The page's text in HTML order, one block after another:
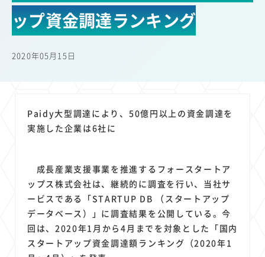
22 22 22 21
電車 17 料金 16 所有状況 14 動画配信 14 SNS 14
11
電子マネー 6 ワイモバイル 6 モバイルルーター 6 新幹線 5
5 4
オフィスビル 3 マイナポイント 3 海外料金 3 学割 3
Anthropic 2 Perplexity YouTube 2 iPad 2 リスク 2 X 2
Genspark 2 配車アプリ 2 フードデリバリー 2 TikTok
Netflix Microsoft 2 Canva AI 2 Azure 2 Sora 2 LINE 法人 1
中東情勢 1 輸送費 1 Facebook 1 twitter 1 Instagram 1
ップ資金調達ランキング
2020年05月15日
Paidy大型調達により、50億円以上の資金調達を
実施した企業は6社に
成長産業支援事業を推進するフォースタートア
ップス株式会社は、継続的に調査を行い、当社サ
ービスである「STARTUP DB （スタートアップ
データベース）」に調査結果を公開している。今
回は、2020年1月から4月までを対象とした「国内
スタートアップ資金調達額ランキング（2020年1